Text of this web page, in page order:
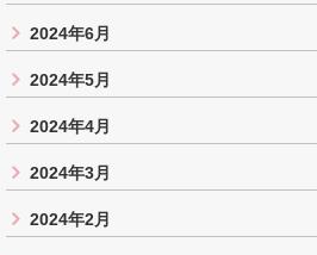
2024年6月
2024年5月
2024年4月
2024年3月
2024年2月